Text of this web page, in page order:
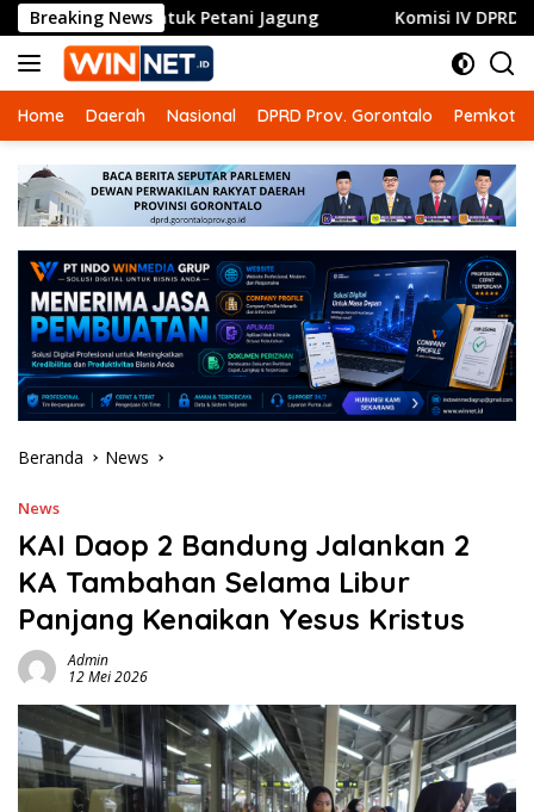
Langsung
ke
konten
Breaking News
untuk Petani Jagung Komisi IV DPRD Gorontalo
Home Daerah Nasional DPRD Prov. Gorontalo Pemkot
Beranda News
News
KAI Daop 2 Bandung Jalankan 2
KA Tambahan Selama Libur
Panjang Kenaikan Yesus Kristus
Admin
12 Mei 2026